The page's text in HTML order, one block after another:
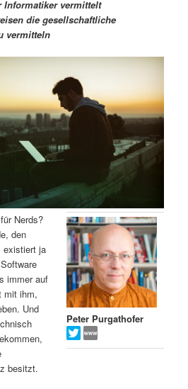
vermittelt
die gesellschaftliche
vermitteln
Peter Purgathofer
Nerds?
den
existiert ja
immer auf
mit ihm,
Und
besitzt.